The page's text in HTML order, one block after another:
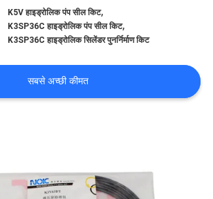
K5V हाइड्रोलिक पंप सील किट,
K3SP36C हाइड्रोलिक पंप सील किट,
K3SP36C हाइड्रोलिक सिलेंडर पुनर्निर्माण किट
सबसे अच्छी कीमत